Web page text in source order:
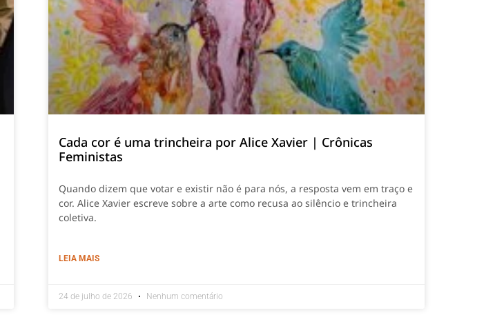
Cada cor é uma trincheira por Alice Xavier | Crônicas
Feministas
Quando dizem que votar e existir não é para nós, a resposta vem em traço e
cor. Alice Xavier escreve sobre a arte como recusa ao silêncio e trincheira
coletiva.
LEIA MAIS
24 de julho de 2026 Nenhum comentário